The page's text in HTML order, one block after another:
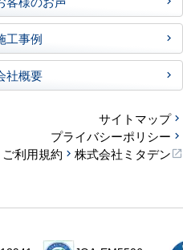
工事例
社概要
サイトマップ
プライバシーポリシー
ご利用規約
株式会社ミタデン